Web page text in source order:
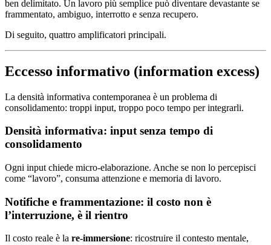
ben delimitato. Un lavoro più semplice può diventare devastante se
frammentato, ambiguo, interrotto e senza recupero.
Di seguito, quattro amplificatori principali.
Eccesso informativo (information excess)
La densità informativa contemporanea è un problema di
consolidamento: troppi input, troppo poco tempo per integrarli.
Densità informativa: input senza tempo di
consolidamento
Ogni input chiede micro-elaborazione. Anche se non lo percepisci
come “lavoro”, consuma attenzione e memoria di lavoro.
Notifiche e frammentazione: il costo non è
l’interruzione, è il rientro
Il costo reale è la re-immersione: ricostruire il contesto mentale,